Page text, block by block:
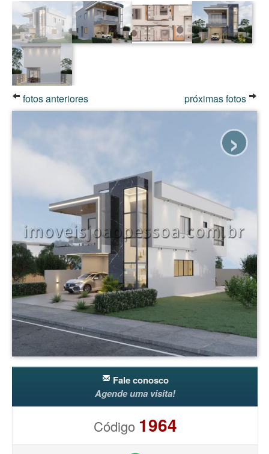
fotos anteriores próximas fotos
›
Fale conosco
Agende uma visita!
Código 1964